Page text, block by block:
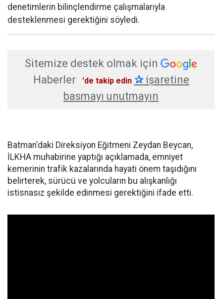
denetimlerin bilinçlendirme çalışmalarıyla
desteklenmesi gerektiğini söyledi.
Sitemize destek olmak için
Haberler
'de takip edin ✰işaretine
basmayı unutmayın
Batman'daki Direksiyon Eğitmeni Zeydan Beycan,
İLKHA muhabirine yaptığı açıklamada, emniyet
kemerinin trafik kazalarında hayati önem taşıdığını
belirterek, sürücü ve yolcuların bu alışkanlığı
istisnasız şekilde edinmesi gerektiğini ifade etti.